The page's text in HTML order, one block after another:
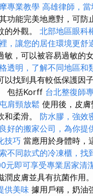
專業教學 高雄律師，
功能完美地應對，可防
的外觀。 北部地區眼科
，讓您的居住環境更舒
敏，可以被容易過敏的
透明，了解不同地區和
以找到具有較低保護因
包括Korff 台北整復師
肩頸放鬆 使用後，皮
和柔滑。 防水膠，強效
好的搬家公司，為你提
技巧 當應用於身體時，
不同款式的冷凍櫃，找
元即可享受專業居家清
潤皮膚並具有抗菌作用。
供美味 據用戶稱，奶油